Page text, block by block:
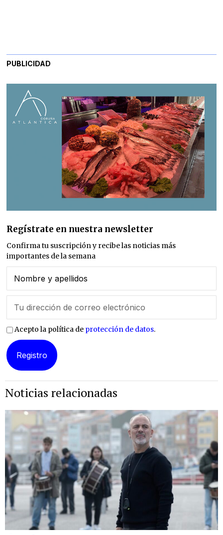
PUBLICIDAD
Regístrate en nuestra newsletter
Confirma tu suscripción y recibe las noticias más
importantes de la semana
Acepto la política de protección de datos.
Noticias relacionadas